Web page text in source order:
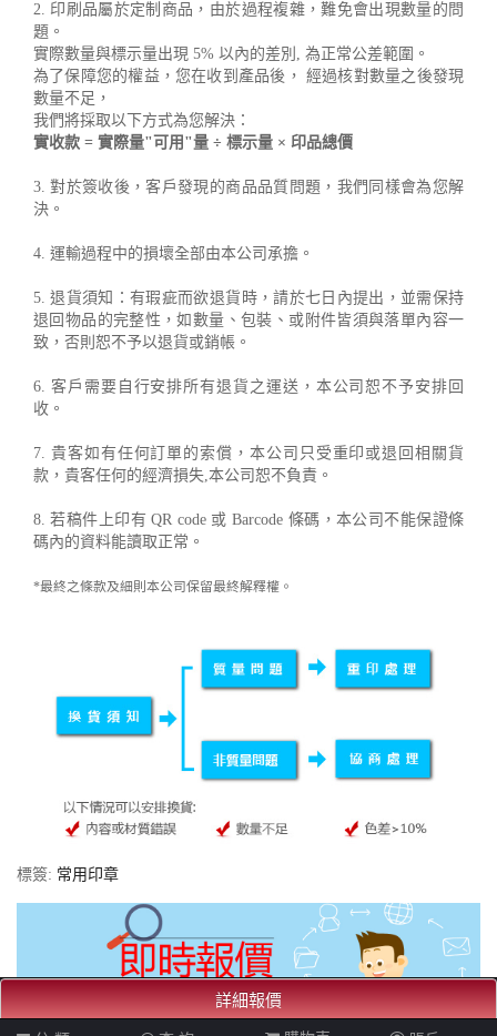
2. 印刷品屬於定制商品，由於過程複雜，難免會出現數量的問
題。
實際數量與標示量出現 5% 以內的差別, 為正常公差範圍。
為了保障您的權益，您在收到產品後， 經過核對數量之後發現
數量不足，
我們將採取以下方式為您解決：
實收款 = 實際量"可用"量 ÷ 標示量 × 印品總價
3. 對於簽收後，客戶發現的商品品質問題，我們同樣會為您解
決。
4. 運輸過程中的損壞全部由本公司承擔。
5. 退貨須知：有瑕疵而欲退貨時，請於七日內提出，並需保持
退回物品的完整性，如數量、包裝、或附件皆須與落單內容一
致，否則恕不予以退貨或銷帳。
6. 客戶需要自行安排所有退貨之運送，本公司恕不予安排回
收。
7. 貴客如有任何訂單的索償，本公司只受重印或退回相關貨
款，貴客任何的經濟損失,本公司恕不負責。
8. 若稿件上印有 QR code 或 Barcode 條碼，本公司不能保證條
碼內的資料能讀取正常。
*最終之條款及細則本公司保留最終解釋權。
標簽: 常用印章
詳細報價